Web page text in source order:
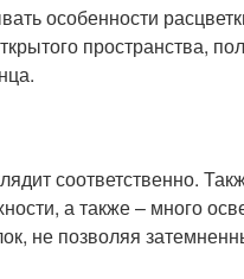
особенности
пространства,
соответственно.
а также – много
не позволяя